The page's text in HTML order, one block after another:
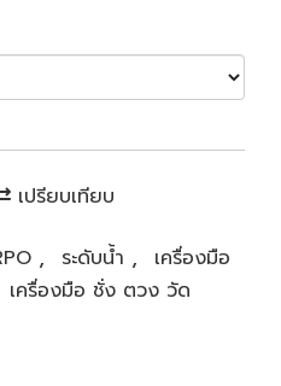
เปรียบเทียบ
, ระดับน้ำ ,
เครื่องมือ
เครื่องมือ ชั่ง ตวง วัด